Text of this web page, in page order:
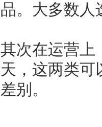
品。大多数人
其次在运营上
天，这两类可
差别。